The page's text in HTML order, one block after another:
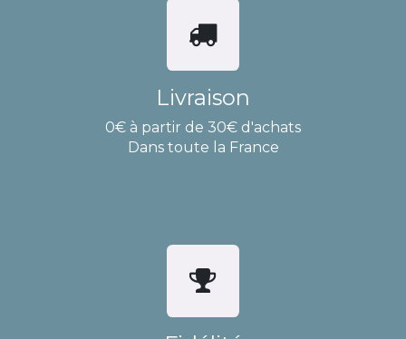
Livraison
0€ à partir de 30€ d'achats
Dans toute la France